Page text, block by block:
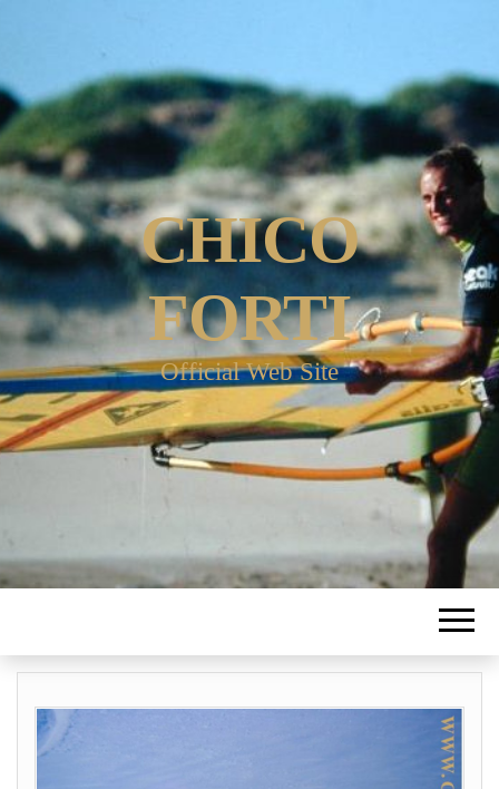
CHICO
FORTI
Official Web Site